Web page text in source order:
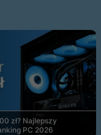
zł? Najlepszy
PC 2026